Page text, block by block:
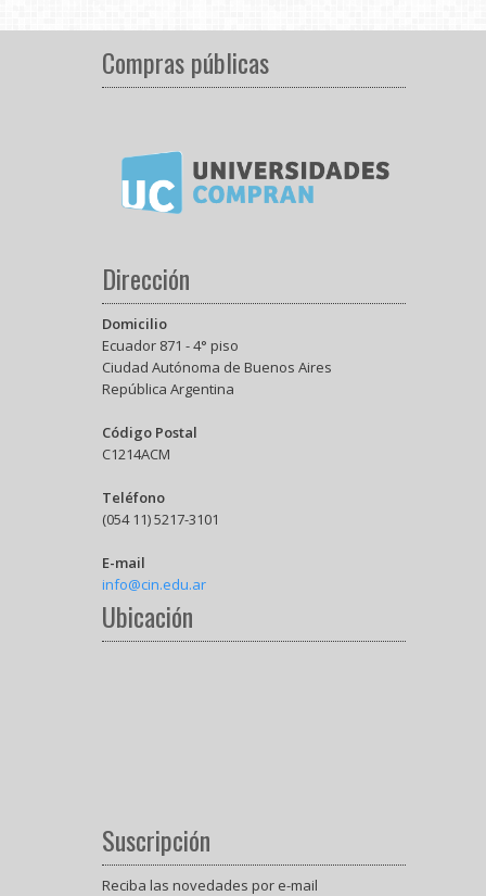
Compras públicas
Dirección
Domicilio
Ecuador 871 - 4° piso
Ciudad Autónoma de Buenos Aires
República Argentina
Código Postal
C1214ACM
Teléfono
(054 11) 5217-3101
E-mail
info@cin.edu.ar
Ubicación
Suscripción
Reciba las novedades por e-mail